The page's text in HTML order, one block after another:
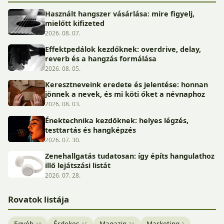
Használt hangszer vásárlása: mire figyelj,
mielőtt kifizeted
2026. 08. 07.
Effektpedálok kezdőknek: overdrive, delay,
reverb és a hangzás formálása
2026. 08. 05.
Keresztneveink eredete és jelentése: honnan
jönnek a nevek, és mi köti őket a névnaphoz
2026. 08. 03.
Énektechnika kezdőknek: helyes légzés,
testtartás és hangképzés
2026. 07. 30.
Zenehallgatás tudatosan: így építs hangulathoz
illő lejátszási listát
2026. 07. 28.
Rovatok listája